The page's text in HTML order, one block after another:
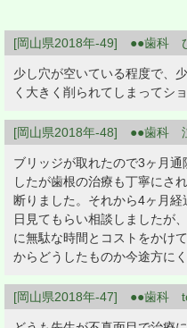
[岡山県2018年-49] ●●歯科
少し穴が空いている程度で、
く大きく削られてしまってショ
[岡山県2018年-48] ●●歯科
ブリッジが取れたので3ヶ月
したが歯根の治療も丁寧にさ
断りました。それから4ヶ月
日見てもらい相談しましたが
に無駄な時間とコストをかけ
からどうしたものか今途方にく
[岡山県2018年-47] ●●歯科